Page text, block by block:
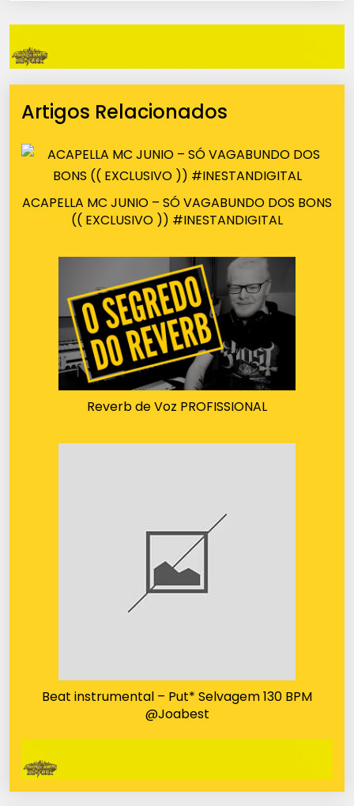
Artigos Relacionados
ACAPELLA MC JUNIO – SÓ VAGABUNDO DOS BONS
(( EXCLUSIVO )) #INESTANDIGITAL
Reverb de Voz PROFISSIONAL
Beat instrumental – Put* Selvagem 130 BPM
@Joabest